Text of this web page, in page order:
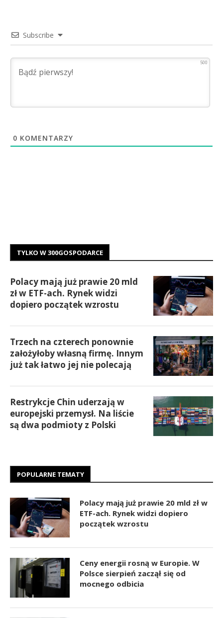
Subscribe
500
0 KOMENTARZY
TYLKO W 300GOSPODARCE
Polacy mają już prawie 20 mld
zł w ETF-ach. Rynek widzi
dopiero początek wzrostu
Trzech na czterech ponownie
założyłoby własną firmę. Innym
już tak łatwo jej nie polecają
Restrykcje Chin uderzają w
europejski przemysł. Na liście
są dwa podmioty z Polski
POPULARNE TEMATY
Polacy mają już prawie 20 mld zł w
ETF-ach. Rynek widzi dopiero
początek wzrostu
Ceny energii rosną w Europie. W
Polsce sierpień zaczął się od
mocnego odbicia